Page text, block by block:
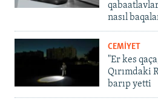
nasıl
CEMİYET
"Er kes
Qırımdaki
barıp yetti